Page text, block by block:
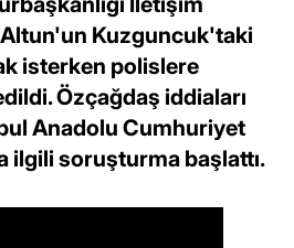
Altun'un Kuzguncuk'taki
isterken polislere
Özçağdaş iddiaları
Anadolu Cumhuriyet
ilgili soruşturma başlattı.